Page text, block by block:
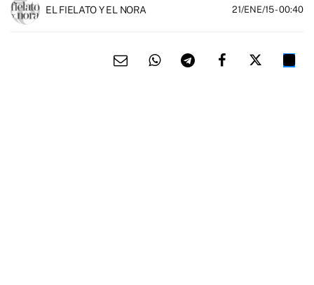
EL FIELATO Y EL NORA 21/ENE/15- 00:40